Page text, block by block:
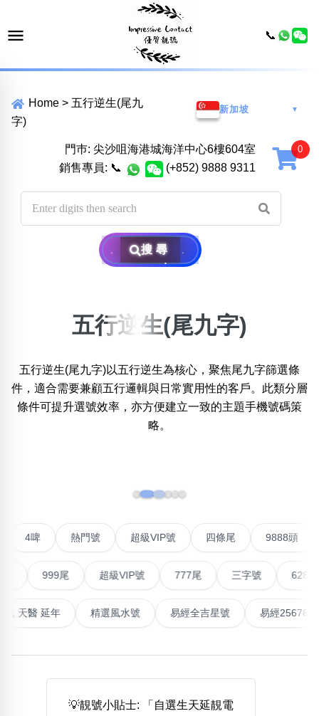
Home > 五行逆生(尾九
字)
新加坡 ▼
門巿: 尖沙咀海港城海洋中心6樓604室
銷售專員: 📞 (+852) 9888 9311
搜尋
位置:
一 二 三 四 五 六 七 八
無0 無1 無3無4無5 無6 無7無8無9
清除全部分類
搜尋
888尾
999尾 777尾 9字頭 6字頭
無4字
全大數字
5萬以上 生天延 全吉星(全號)
五行逆生(尾九字)
五行逆生(尾九字)以五行逆生為核心，聚焦尾九字篩選條
件，適合需要兼顧五行邏輯與日常實用性的客戶。此類分層
條件可提升選號效率，亦方便建立一致的主題手機號碼策
略。
4啤 熱門號 超級VIP號 四條尾 9888
999尾 超級VIP號 777尾 三字號 6288頭
能量生氣 天醫 延年 精選風水號 易經全吉星號 易經
💡靚號小貼士: 「自選生天延靚電
📞